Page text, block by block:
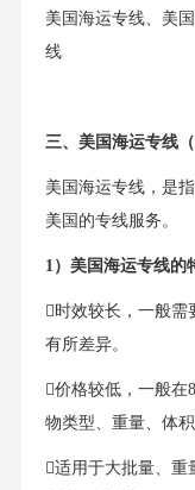
美国海运专线、美
线
三、美国海运专线
美国海运专线，是
美国的专线服务。
1）美国海运专线的
时效较长，一般需
有所差异。
价格较低，一般在
物类型、重量、体
适用于大批量、重